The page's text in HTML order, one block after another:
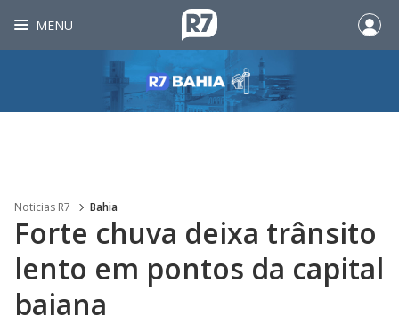
MENU
Noticias R7 Bahia
Forte chuva deixa trânsito
lento em pontos da capital
baiana